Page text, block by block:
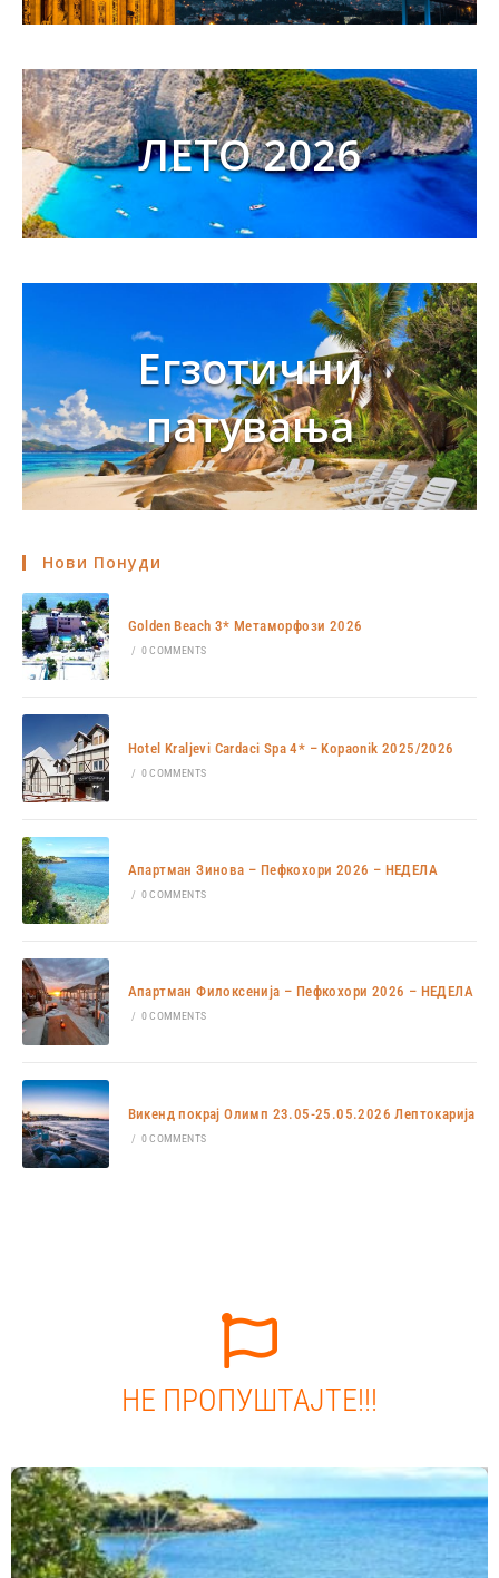
ЛЕТО 2026
Егзотични
патувања
Нови Понуди
Golden Beach 3* Метаморфози 2026
/ 0 COMMENTS
Hotel Kraljevi Cardaci Spa 4* – Kopaonik 2025/2026
/ 0 COMMENTS
Апартман Зинова – Пефкохори 2026 – НЕДЕЛА
/ 0 COMMENTS
Апартман Филоксенија – Пефкохори 2026 – НЕДЕЛА
/ 0 COMMENTS
Викенд покрај Олимп 23.05-25.05.2026 Лептокарија
/ 0 COMMENTS
НЕ ПРОПУШТАЈТЕ!!!